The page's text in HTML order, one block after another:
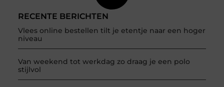
RECENTE BERICHTEN
Vlees online bestellen tilt je etentje naar een hoger
niveau
Van weekend tot werkdag zo draag je een polo
stijlvol